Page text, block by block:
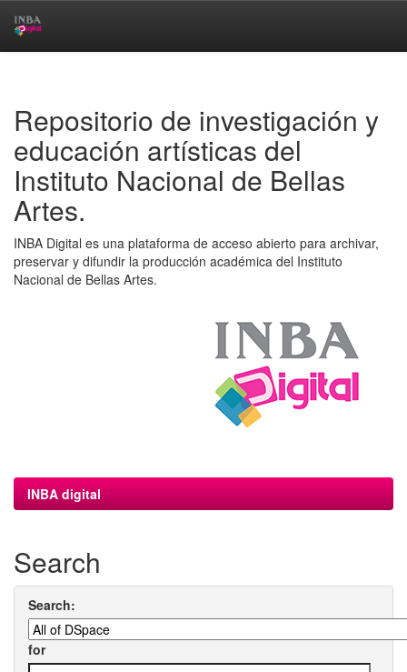
Repositorio de investigación y
educación artísticas del
Instituto Nacional de Bellas
Artes.
INBA Digital es una plataforma de acceso abierto para archivar,
preservar y difundir la producción académica del Instituto
Nacional de Bellas Artes.
INBA digital
Search
Search:
for